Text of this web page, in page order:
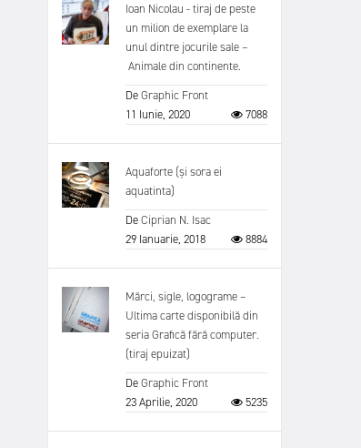
Ioan Nicolau - tiraj de peste
un milion de exemplare la
unul dintre jocurile sale –
Animale din continente.
DeGraphic Front
11 Iunie, 2020
7088
Aquaforte (și sora ei
aquatinta)
DeCiprian N. Isac
29 Ianuarie, 2018
8884
Mărci, sigle, logograme –
Ultima carte disponibilă din
seria Grafică fără computer.
(tiraj epuizat)
DeGraphic Front
23 Aprilie, 2020
5235